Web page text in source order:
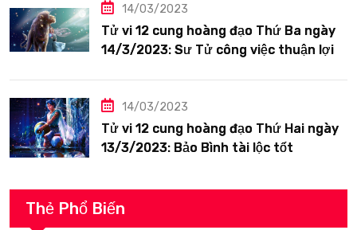
14/03/2023
Tử vi 12 cung hoàng đạo Thứ Ba ngày
14/3/2023: Sư Tử công việc thuận lợi
14/03/2023
Tử vi 12 cung hoàng đạo Thứ Hai ngày
13/3/2023: Bảo Bình tài lộc tốt
Thẻ Phổ Biến